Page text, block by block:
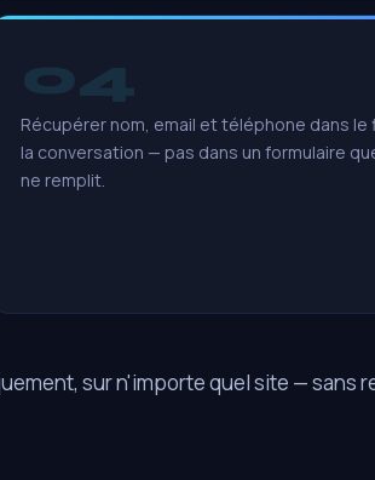
04
Récupérer nom, email et téléphone dans le
la conversation — pas dans un formulaire
ne remplit.
sur n'importe quel site — sans